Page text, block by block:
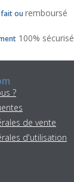
ou remboursé
100% sécurisé
?
de vente
d'utilisation